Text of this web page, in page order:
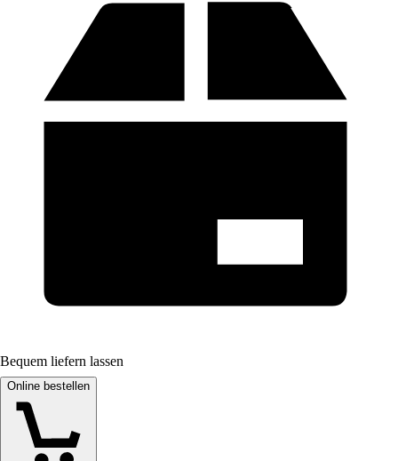
Bequem liefern lassen
Online bestellen